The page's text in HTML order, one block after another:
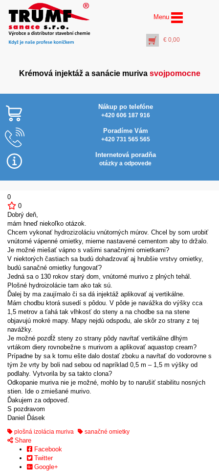
Menu
€ 0,00
Krémová injektáž a sanácie muriva svojpomocne
Nákup po telefóne
+420 606 187 916
Poradíme Vám
+420 731 565 565
Internetová poradňa
otázky a odpovede
0
0
Dobrý deň,
mám hneď niekoľko otázok.
Chcem vykonať hydrozizoláciu vnútorných múrov. Chcel by som urobiť
vnútorné vápenné omietky, mierne nastavené cementom aby to držalo.
Je možné miešať vápno s vašimi sanačnými omietkami?
V niektorých častiach sa budú dohadzovať aj hrubšie vrstvy omietky,
budú sanačné omietky fungovať?
Jedná sa o 130 rokov starý dom, vnútorné murivo z plných tehál.
Plošné hydroizolácie tam ako tak sú.
Ďalej by ma zaujímalo či sa dá injektáž aplikovať aj vertikálne.
Mám chodbu ktorá susedí s pôdou. V pôde je navážka do výšky cca
1,5 metrov a ťahá tak vlhkosť do steny a na chodbe sa na stene
objavujú mokré mapy. Mapy nejdú odspodu, ale skôr zo strany z tej
navážky.
Je možné pozdĺž steny zo strany pôdy navŕtať vertikálne dlhým
vrtákom diery rovnobežne s murivom a aplikovať aquastop cream?
Prípadne by sa k tomu ešte dalo dostať zboku a navŕtať do vodorovne s
tým že vrty by boli nad sebou od napríklad 0,5 m – 1,5 m výšky od
podlahy. Vytvorila by sa takto clona?
Odkopanie muriva nie je možné, mohlo by to narušiť stabilitu nosných
stien. Ide o zmiešané murivo.
Ďakujem za odpoveď.
S pozdravom
Daniel Ďásek
plošná izolácia muriva sanačné omietky
Share
Facebook
Twitter
Google+
AquaStop Cream®
Inject Activator (5 l)
€33,00